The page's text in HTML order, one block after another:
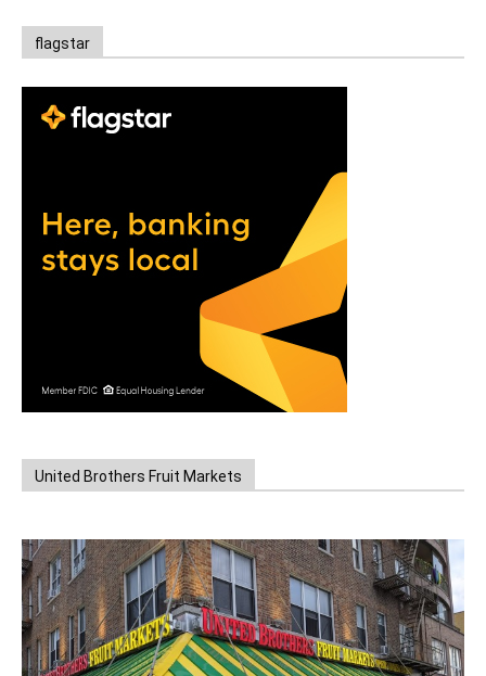
flagstar
United Brothers Fruit Markets